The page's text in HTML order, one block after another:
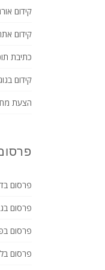
קידום
קידום
כתיבת
קידום
הצעת
פרסום
פרסום
פרסום
פרסום